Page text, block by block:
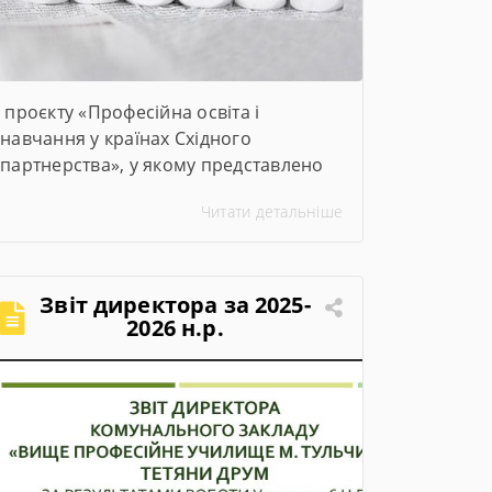
проєкту «Професійна освіта і
навчання у країнах Східного
партнерства», у якому представлено
за січень–червень 2026 рокуЧитати детальніше
Звіт директора за 2025-
2026 н.р.